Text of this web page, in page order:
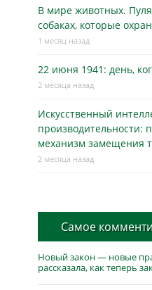
В мире животных.
собаках, которые
1 месяц назад
22 июня 1941: день,
2 месяца назад
Искусственный
производительности:
механизм замещения
2 месяца назад
Самое
Новый закон — новые
рассказала, как теперь